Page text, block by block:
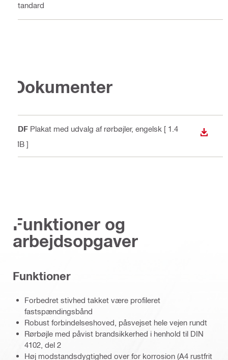
Standard
Dokumenter
PDF Plakat med udvalg af rørbøjler, engelsk [ 1.4
MB ]
Funktioner og
arbejdsopgaver
Funktioner
Forbedret stivhed takket være profileret
fastspændingsbånd
Robust forbindelseshoved, påsvejset hele vejen rundt
Rørbøjle med påvist brandsikkerhed i henhold til DIN
4102, del 2
Høj modstandsdygtighed over for korrosion (A4 rustfrit